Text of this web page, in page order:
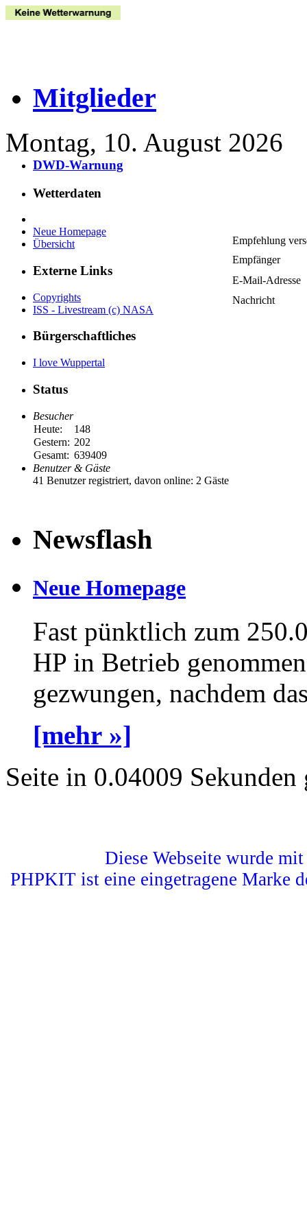
Mitglieder
Montag, 10. August 2026
DWD-Warnung
Wetterdaten
Neue Homepage
Übersicht
Externe Links
Copyrights
ISS - Livestream (c) NASA
Bürgerschaftliches
I love Wuppertal
Status
Besucher
Heute:
148
Gestern: 202
Gesamt: 639409
Benutzer & Gäste
41 Benutzer registriert, davon online: 2 Gäste
Empfehlung
Empfänger
E-Mail-Adresse
Nachricht
Newsflash
Neue Homepage
Fast pünktlich zum
HP in Betrieb
gezwungen, nachdem
[mehr »]
Seite in 0.04009 Sekunden
Diese Webseite wurde
PHPKIT ist eine eingetragene Marke